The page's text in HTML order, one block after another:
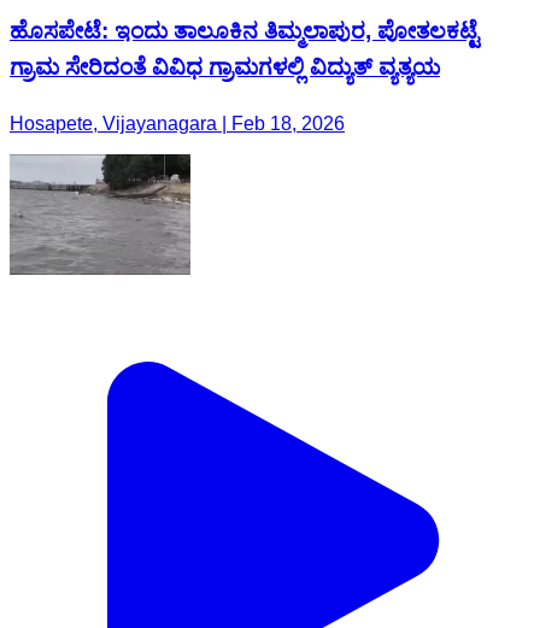
ಹೊಸಪೇಟೆ: ಇಂದು ತಾಲೂಕಿನ ತಿಮ್ಮಲಾಪುರ, ಪೋತಲಕಟ್ಟೆ
ಗ್ರಾಮ ಸೇರಿದಂತೆ ವಿವಿಧ ಗ್ರಾಮಗಳಲ್ಲಿ ವಿದ್ಯುತ್ ವ್ಯತ್ಯಯ
Hosapete, Vijayanagara | Feb 18, 2026